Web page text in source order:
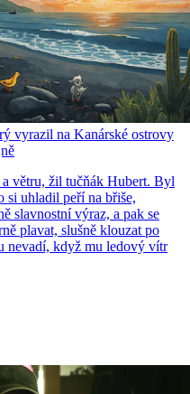
vyrazil na Kanárské ostrovy
větru, žil tučňák Hubert. Byl
si uhladil peří na břiše,
slavnostní výraz, a pak se
plavat, slušně klouzat po
nevadí, když mu ledový vítr